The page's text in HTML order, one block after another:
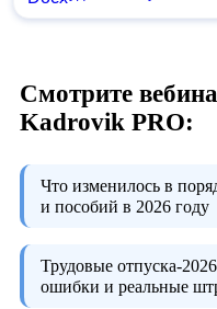
Смотрите
Kadrovik PRO:
Что изменилось в
и пособий в 2026 году
Трудовые отпуска-
ошибки и реальные